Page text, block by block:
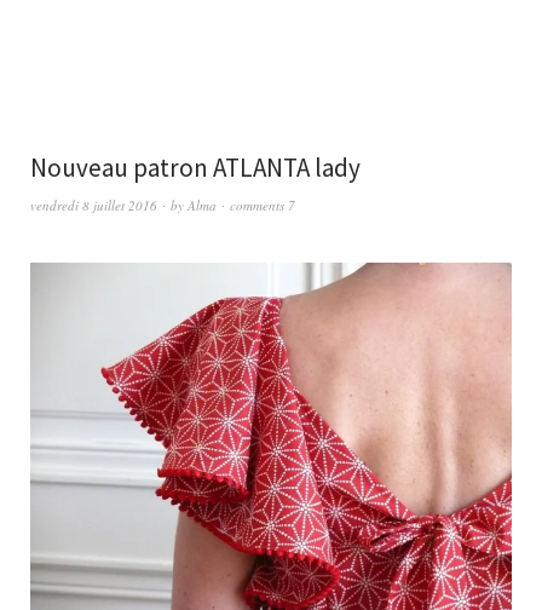
Nouveau patron ATLANTA lady
vendredi 8 juillet 2016 by Alma comments 7